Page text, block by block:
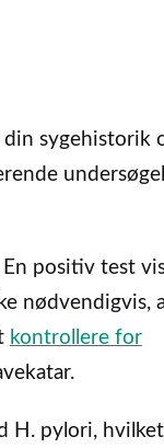
sygehistorik
positiv test
nødvendigvis,
kontrollere for
H. pylori, hvilket